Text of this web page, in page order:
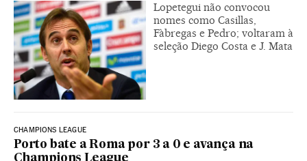
Lopetegui não convocou
nomes como Casillas,
Fàbregas e Pedro; voltaram à
seleção Diego Costa e J. Mata
CHAMPIONS LEAGUE
Porto bate a Roma por 3 a 0 e avança na
Champions League